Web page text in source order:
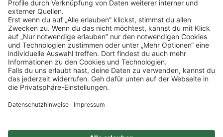
Klickehier, um alle offenen Jobs zu sehen.
Impressum Datenschutz
Privatsphäre-Einstellungen
FAQ
Veranstaltungen
Sitemap